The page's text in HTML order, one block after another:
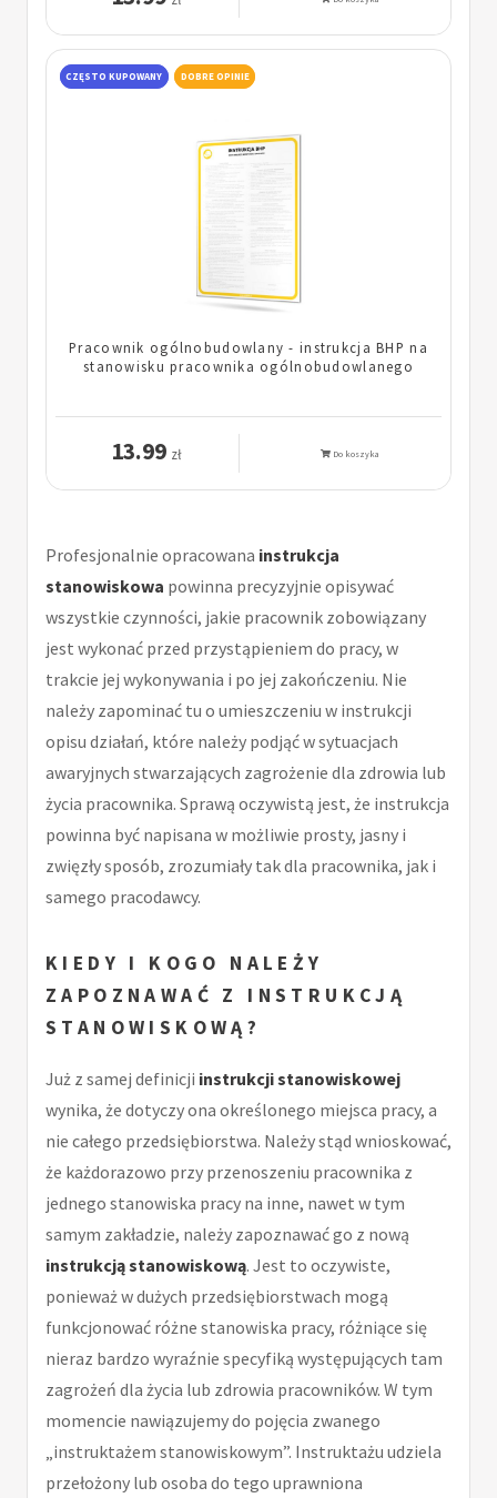
CZĘSTO KUPOWANY DOBRE OPINIE
Pracownik ogólnobudowlany - instrukcja BHP na
stanowisku pracownika ogólnobudowlanego
13.99 zł Do koszyka
Profesjonalnie opracowana instrukcja
stanowiskowa powinna precyzyjnie opisywać
wszystkie czynności, jakie pracownik zobowiązany
jest wykonać przed przystąpieniem do pracy, w
trakcie jej wykonywania i po jej zakończeniu. Nie
należy zapominać tu o umieszczeniu w instrukcji
opisu działań, które należy podjąć w sytuacjach
awaryjnych stwarzających zagrożenie dla zdrowia lub
życia pracownika. Sprawą oczywistą jest, że instrukcja
powinna być napisana w możliwie prosty, jasny i
zwięzły sposób, zrozumiały tak dla pracownika, jak i
samego pracodawcy.
KIEDY I KOGO NALEŻY
ZAPOZNAWAĆ Z INSTRUKCJĄ
STANOWISKOWĄ ?
Już z samej definicji instrukcji stanowiskowej
wynika, że dotyczy ona określonego miejsca pracy, a
nie całego przedsiębiorstwa. Należy stąd wnioskować,
że każdorazowo przy przenoszeniu pracownika z
jednego stanowiska pracy na inne, nawet w tym
samym zakładzie, należy zapoznawać go z nową
instrukcją stanowiskową. Jest to oczywiste,
ponieważ w dużych przedsiębiorstwach mogą
funkcjonować różne stanowiska pracy, różniące się
nieraz bardzo wyraźnie specyfiką występujących tam
zagrożeń dla życia lub zdrowia pracowników. W tym
momencie nawiązujemy do pojęcia zwanego
„instruktażem stanowiskowym”. Instruktażu udziela
przełożony lub osoba do tego uprawniona